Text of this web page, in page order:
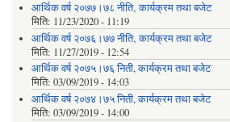
आर्थिक वर्ष २०७७।७८ नीति‚ कार्यक्रम तथा बजेट
मिति: 11/23/2020 - 11:19
आर्थिक वर्ष २०७६।७७ नीति‚ कार्यक्रम तथा बजेट
मिति: 11/27/2019 - 12:54
आर्थिक वर्ष २०७५।७६ निती, कार्यक्रम तथा बजेट
मिति: 03/09/2019 - 14:03
आर्थिक वर्ष २०७४।७५ निती, कार्यक्रम तथा बजेट
मिति: 03/09/2019 - 14:00